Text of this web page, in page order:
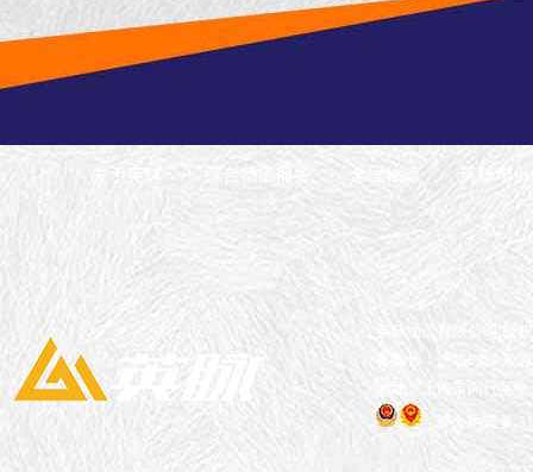
关于英脉
英脉物流有限公司 版
地址：上海市闵行区
沪公网安备